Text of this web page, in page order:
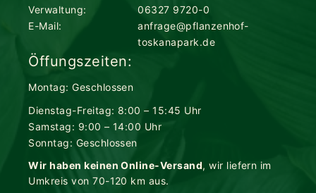
Verwaltung:
06327 9720-0
E-Mail:
anfrage@pflanzenhof-
toskanapark.de
Öffungszeiten:
Montag: Geschlossen
Dienstag-Freitag: 8:00 – 15:45 Uhr
Samstag: 9:00 – 14:00 Uhr
Sonntag: Geschlossen
Wir haben keinen Online-Versand, wir liefern im
Umkreis von 70-120 km aus.